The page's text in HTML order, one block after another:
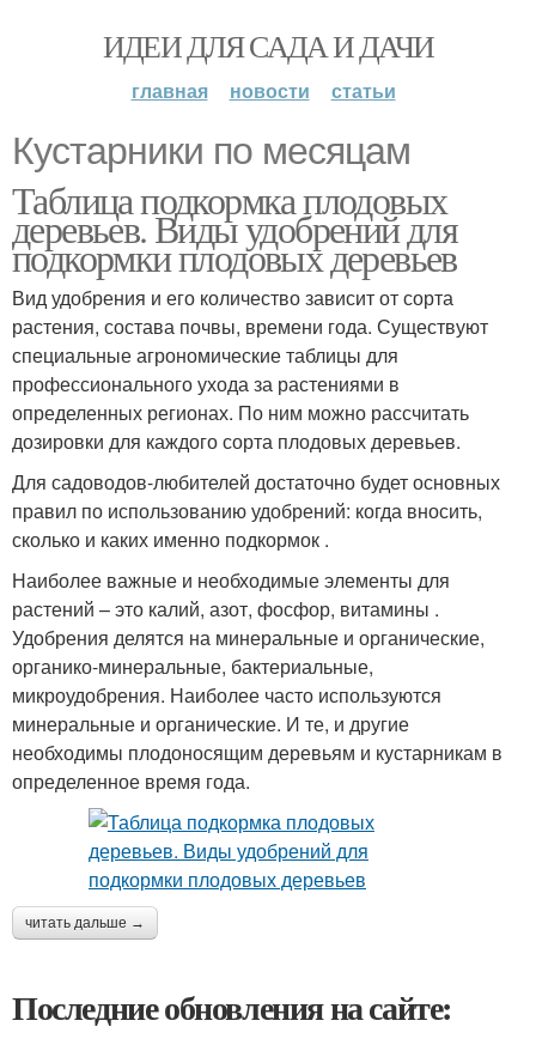
ИДЕИ ДЛЯ САДА И ДАЧИ
главная новости статьи
Кустарники по месяцам
Таблица подкормка плодовых
деревьев. Виды удобрений для
подкормки плодовых деревьев
Вид удобрения и его количество зависит от сорта
растения, состава почвы, времени года. Существуют
специальные агрономические таблицы для
профессионального ухода за растениями в
определенных регионах. По ним можно рассчитать
дозировки для каждого сорта плодовых деревьев.
Для садоводов-любителей достаточно будет основных
правил по использованию удобрений: когда вносить,
сколько и каких именно подкормок .
Наиболее важные и необходимые элементы для
растений – это калий, азот, фосфор, витамины .
Удобрения делятся на минеральные и органические,
органико-минеральные, бактериальные,
микроудобрения. Наиболее часто используются
минеральные и органические. И те, и другие
необходимы плодоносящим деревьям и кустарникам в
определенное время года.
читать дальше →
Последние обновления на сайте: